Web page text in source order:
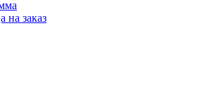
на заказ